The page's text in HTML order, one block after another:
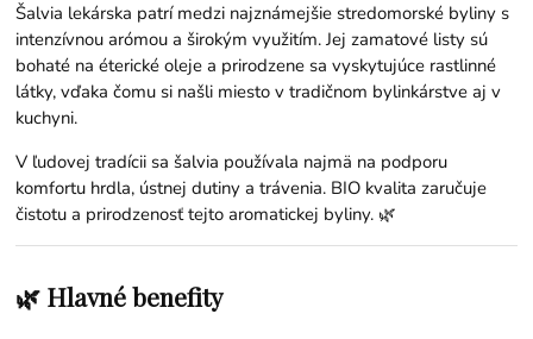
Šalvia lekárska patrí medzi najznámejšie stredomorské byliny s
intenzívnou arómou a širokým využitím. Jej zamatové listy sú
bohaté na éterické oleje a prirodzene sa vyskytujúce rastlinné
látky, vďaka čomu si našli miesto v tradičnom bylinkárstve aj v
kuchyni.
V ľudovej tradícii sa šalvia používala najmä na podporu
komfortu hrdla, ústnej dutiny a trávenia. BIO kvalita zaručuje
čistotu a prirodzenosť tejto aromatickej byliny. 🌿
🌿 Hlavné benefity